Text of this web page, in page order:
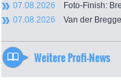
07.08.2026 Foto-Finish:
07.08.2026 Van der
Weitere Profi-News